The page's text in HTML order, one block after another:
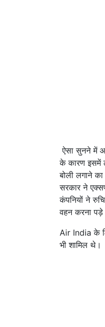
ऐसा सुनने में आ
के कारण इसमें
बोली लगाने
सरकार ने
कंपनियों ने
वहन करना
Air India के
भी शामिल थे।